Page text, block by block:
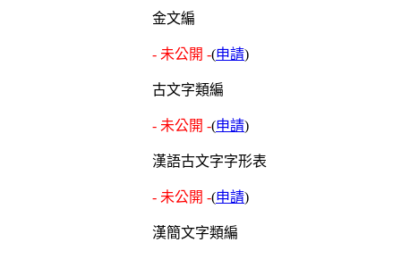
金文編
- 未公開 -(申請)
古文字類編
- 未公開 -(申請)
漢語古文字字形表
- 未公開 -(申請)
漢簡文字類編